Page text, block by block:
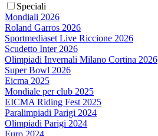
Speciali
Mondiali 2026
Roland Garros 2026
Sportmediaset Live Riccione 2026
Scudetto Inter 2026
Olimpiadi Invernali Milano Cortina 2026
Super Bowl 2026
Eicma 2025
Mondiale per club 2025
EICMA Riding Fest 2025
Paralimpiadi Parigi 2024
Olimpiadi Parigi 2024
Euro 2024